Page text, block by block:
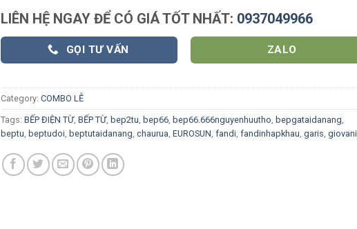
LIÊN HỆ NGAY ĐỂ CÓ GIÁ TỐT NHẤT: 0937049966
GỌI TƯ VẤN ZALO
Category: COMBO LỄ
Tags: BẾP ĐIỆN TỪ, BẾP TỪ, bep2tu bep66 bep66.666nguyenhuutho bepgataidanang
beptu beptudoi beptutaidanang chaurua EUROSUN fandi fandinhapkhau garis giovani